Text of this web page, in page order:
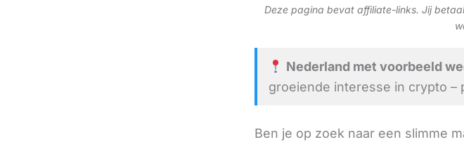
Deze pagina bevat affiliate-links. Jij
Nederland met voorbeeld
groeiende interesse in crypto
Ben je op zoek naar een slimme